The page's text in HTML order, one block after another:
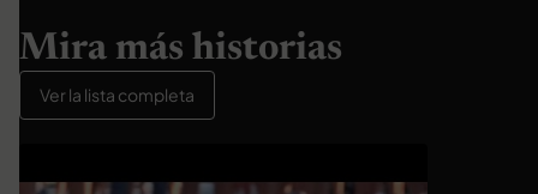
Mira más historias
Ver la lista completa